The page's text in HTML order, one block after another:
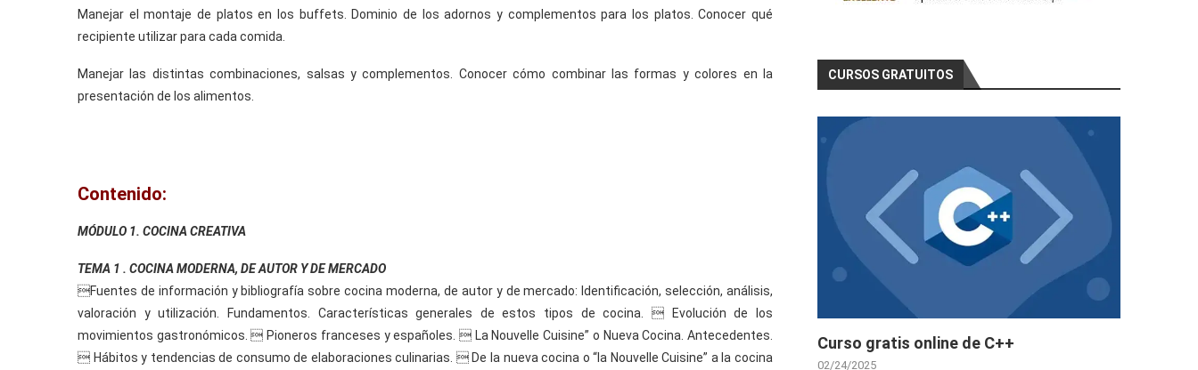
Manejar el montaje de platos en los buffets. Dominio de los adornos y complementos para los platos. Conocer qué
recipiente utilizar para cada comida.
Manejar las distintas combinaciones, salsas y complementos. Conocer cómo combinar las formas y colores en la
presentación de los alimentos.
Contenido:
MÓDULO 1. COCINA CREATIVA
TEMA 1 . COCINA MODERNA, DE AUTOR Y DE MERCADO
Fuentes de información y bibliografía sobre cocina moderna, de autor y de mercado: Identificación, selección, análisis,
valoración y utilización. Fundamentos. Características generales de estos tipos de cocina.  Evolución de los
movimientos gastronómicos.  Pioneros franceses y españoles.  La Nouvelle Cuisine” o Nueva Cocina. Antecedentes.
 Hábitos y tendencias de consumo de elaboraciones culinarias.  De la nueva cocina o “la Nouvelle Cuisine” a la cocina
CURSOS GRATUITOS
Curso gratis online de C++
02/24/2025